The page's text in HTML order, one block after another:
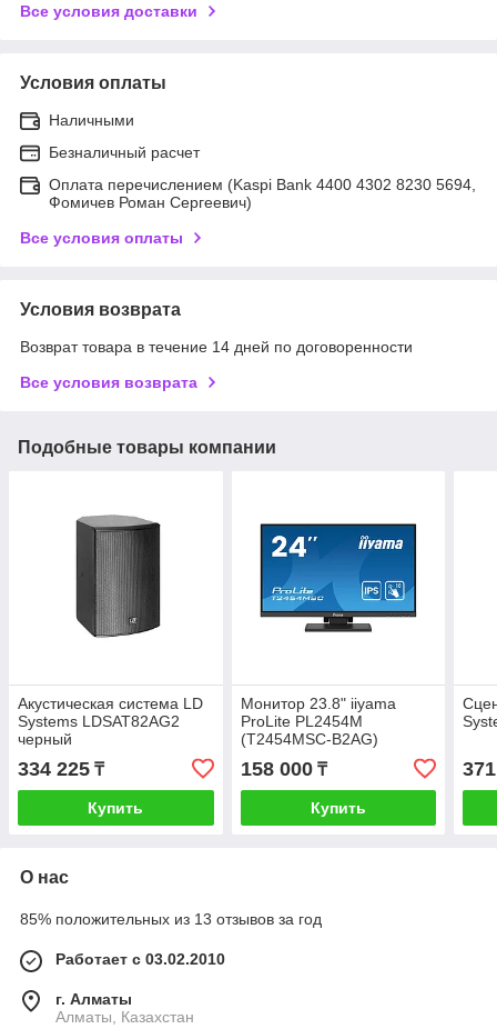
Все условия доставки
Условия оплаты
Наличными
Безналичный расчет
Оплата перечислением (Kaspi Bank 4400 4302 8230 5694,
Фомичев Роман Сергеевич)
Все условия оплаты
Условия возврата
Возврат товара в течение 14 дней по договоренности
Все условия возврата
Подобные товары компании
Акустическая система LD
Systems LDSAT82AG2
черный
334 225 ₸
Купить
Монитор 23.8" iiyama
ProLite PL2454M
(T2454MSC-B2AG)
158 000₸
Купить
О нас
85% положительных из 13 отзывов за год
Работает с 03.02.2010
г. Алматы
Алматы, Казахстан